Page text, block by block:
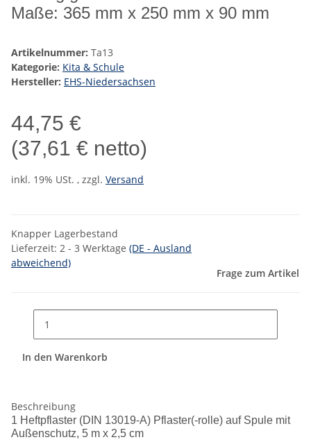
Maße: 365 mm x 250 mm x 90 mm
Artikelnummer: Ta13
Kategorie: Kita & Schule
Hersteller: EHS-Niedersachsen
44,75 €
(37,61 € netto)
inkl. 19% USt. , zzgl. Versand
Knapper Lagerbestand
Lieferzeit: 2 - 3 Werktage (DE - Ausland
abweichend)
Frage zum Artikel
In den Warenkorb
Beschreibung
1 Heftpflaster (DIN 13019-A) Pflaster(-rolle) auf Spule mit
Außenschutz, 5 m x 2,5 cm